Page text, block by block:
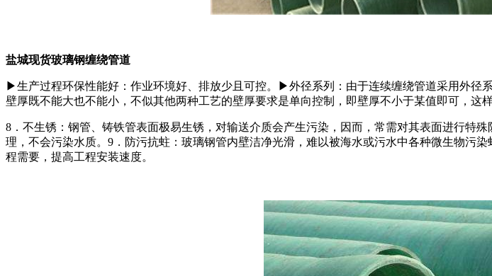
盐城现货玻璃钢缠绕管道
▶生产过程环保性能好：作业环境好、排放少且可控。▶外径系列：由于连续缠绕管道采用外径
壁厚既不能大也不能小，不似其他两种工艺的壁厚要求是单向控制，即壁厚不小于某值即可，
8．不生锈：钢管、铸铁管表面极易生锈，对输送介质会产生污染，因而，常需对其表面进行特
理，不会污染水质。9．防污抗蛀：玻璃钢管内壁洁净光滑，难以被海水或污水中各种微生物污
程需要，提高工程安装速度。